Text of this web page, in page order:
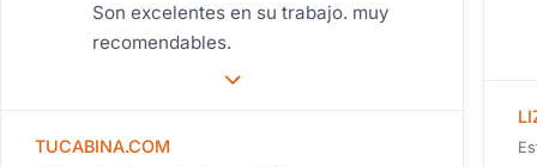
Son excelentes en su trabajo. muy
recomendables.
TUCABINA.COM